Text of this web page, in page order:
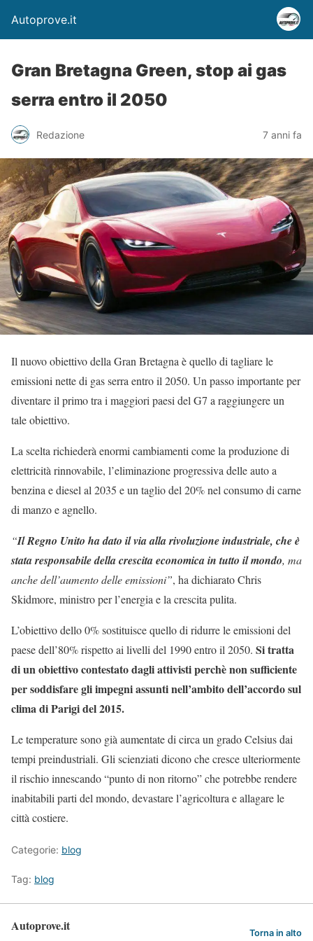
Autoprove.it
Gran Bretagna Green, stop ai gas
serra entro il 2050
Redazione 7 anni fa
Il nuovo obiettivo della Gran Bretagna è quello di tagliare le
emissioni nette di gas serra entro il 2050. Un passo importante per
diventare il primo tra i maggiori paesi del G7 a raggiungere un
tale obiettivo.
La scelta richiederà enormi cambiamenti come la produzione di
elettricità rinnovabile, l’eliminazione progressiva delle auto a
benzina e diesel al 2035 e un taglio del 20% nel consumo di carne
di manzo e agnello.
“Il Regno Unito ha dato il via alla rivoluzione industriale, che è
stata responsabile della crescita economica in tutto il mondo, ma
anche dell’aumento delle emissioni”, ha dichiarato Chris
Skidmore, ministro per l’energia e la crescita pulita.
L’obiettivo dello 0% sostituisce quello di ridurre le emissioni del
paese dell’80% rispetto ai livelli del 1990 entro il 2050. Si tratta
di un obiettivo contestato dagli attivisti perchè non sufficiente
per soddisfare gli impegni assunti nell’ambito dell’accordo sul
clima di Parigi del 2015.
Le temperature sono già aumentate di circa un grado Celsius dai
tempi preindustriali. Gli scienziati dicono che cresce ulteriormente
il rischio innescando “punto di non ritorno” che potrebbe rendere
inabitabili parti del mondo, devastare l’agricoltura e allagare le
città costiere.
Categorie: blog
Tag: blog
Autoprove.it Torna in alto